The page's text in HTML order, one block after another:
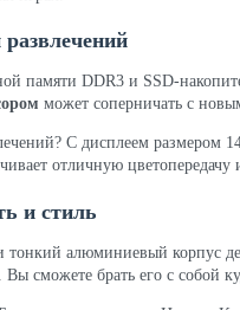
памяти DDR3 и SSD-
может соперничать с
С дисплеем
отличную
и стиль
тонкий алюминиевый корпус
сможете брать его с собой